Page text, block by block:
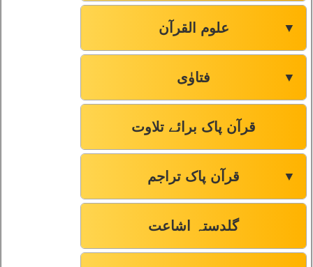
علوم القرآن ▼
فتاوٰی ▼
قرآن پاک برائے تلاوت
قرآن پاک تراجم ▼
گلدستہ اشاعت